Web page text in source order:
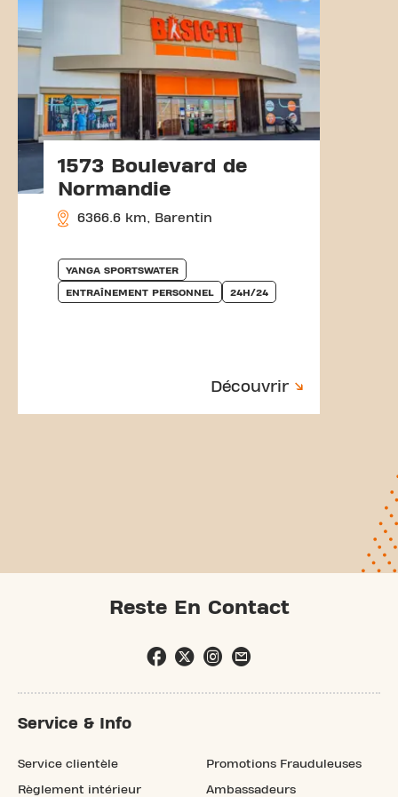
1573 Boulevard de
Normandie
6366.6 km, Barentin
YANGA SPORTSWATER
ENTRAÎNEMENT PERSONNEL 24H/24
Découvrir
Reste En Contact
Service & Info
Service clientèle
Règlement intérieur
Promotions Frauduleuses
Ambassadeurs